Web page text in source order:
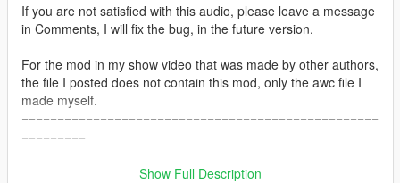
If you are not satisfied with this audio, please leave a message
in Comments, I will fix the bug, in the future version.
For the mod in my show video that was made by other authors,
the file I posted does not contain this mod, only the awc file I
made myself.
==================================================
=========
Show Full Description